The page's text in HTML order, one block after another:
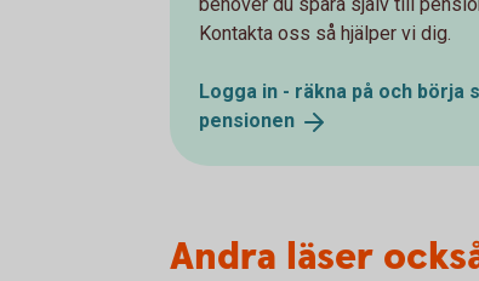
Kontakta oss så hjälper vi dig.
Logga in - räkna på och börja
pensionen
Andra läser